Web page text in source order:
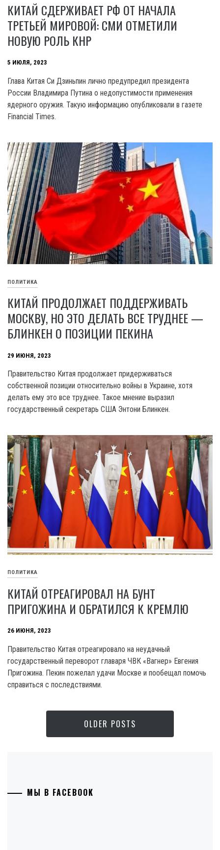
КИТАЙ СДЕРЖИВАЕТ РФ ОТ НАЧАЛА
ТРЕТЬЕЙ МИРОВОЙ: СМИ ОТМЕТИЛИ
НОВУЮ РОЛЬ КНР
5 ИЮЛЯ, 2023
Глава Китая Си Дзиньпин лично предупредил президента
России Владимира Путина о недопустимости применения
ядерного оружия. Такую информацию опубликовали в газете
Financial Times.
ПОЛИТИКА
КИТАЙ ПРОДОЛЖАЕТ ПОДДЕРЖИВАТЬ
МОСКВУ, НО ЭТО ДЕЛАТЬ ВСЕ ТРУДНЕЕ —
БЛИНКЕН О ПОЗИЦИИ ПЕКИНА
29 ИЮНЯ, 2023
Правительство Китая продолжает придерживаться
собственной позиции относительно войны в Украине, хотя
делать ему это все труднее. Такое мнение выразил
государственный секретарь США Энтони Блинкен.
ПОЛИТИКА
КИТАЙ ОТРЕАГИРОВАЛ НА БУНТ
ПРИГОЖИНА И ОБРАТИЛСЯ К КРЕМЛЮ
26 ИЮНЯ, 2023
Правительство Китая отреагировало на неудачный
государственный переворот главаря ЧВК «Вагнер» Евгения
Пригожина. Пекин пожелал удачи Москве и пообещал помочь
справиться с последствиями.
OLDER POSTS
МЫ В FACEBOOK